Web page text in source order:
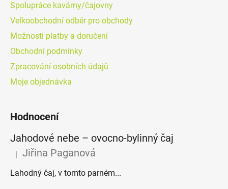
Spolupráce kavárny/čajovny
Velkoobchodní odběr pro obchody
Možnosti platby a doručení
Obchodní podmínky
Zpracování osobních údajů
Moje objednávka
Hodnocení
Jahodové nebe – ovocno-bylinný čaj
Hodnocení produktu je 5 z 5 hvězdiček.
| Jiřina Paganová
Lahodný čaj, v tomto parném...